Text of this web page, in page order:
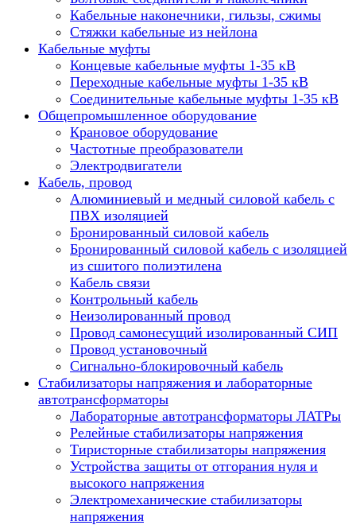
Кабельные наконечники, гильзы, сжимы
Стяжки кабельные из нейлона
Кабельные муфты
Концевые кабельные муфты 1-35 кВ
Переходные кабельные муфты 1-35 кВ
Соединительные кабельные муфты 1-35 кВ
Общепромышленное оборудование
Крановое оборудование
Частотные преобразователи
Электродвигатели
Кабель, провод
Алюминиевый и медный силовой кабель с
ПВХ изоляцией
Бронированный силовой кабель
Бронированный силовой кабель с изоляцией
из сшитого полиэтилена
Кабель связи
Контрольный кабель
Неизолированный провод
Провод самонесущий изолированный СИП
Провод установочный
Сигнально-блокировочный кабель
Стабилизаторы напряжения и лабораторные
автотрансформаторы
Лабораторные автотрансформаторы ЛАТРы
Релейные стабилизаторы напряжения
Тиристорные стабилизаторы напряжения
Устройства защиты от отгорания нуля и
высокого напряжения
Электромеханические стабилизаторы
напряжения